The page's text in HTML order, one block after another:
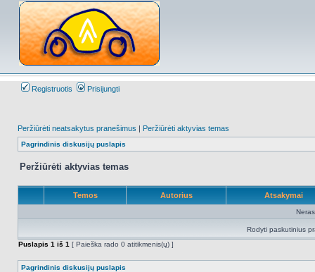
Registruotis Prisijungti
Peržiūrėti neatsakytus pranešimus | Peržiūrėti aktyvias temas
Pagrindinis diskusijų puslapis
Peržiūrėti aktyvias temas
Temos Autorius Atsakymai
Rodyti paskutinius
Puslapis 1 iš 1 [ Paieška rado 0 atitikmenis(ų) ]
Pagrindinis diskusijų puslapis